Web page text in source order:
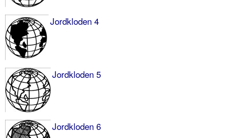
Jordkloden 4
Jordkloden 5
Jordkloden 6